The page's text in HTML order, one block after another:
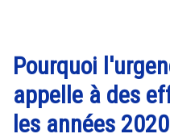
Pourquoi
appelle à des
les années 2020